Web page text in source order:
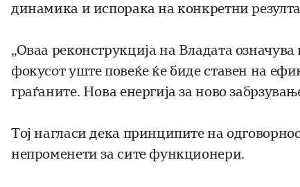
динамика и испорака на конкретни
„Оваа реконструкција на Владата
фокусот уште повеќе ќе биде ставен на
граѓаните. Нова енергија за ново
Тој нагласи дека принципите на
непроменети за сите функционери.